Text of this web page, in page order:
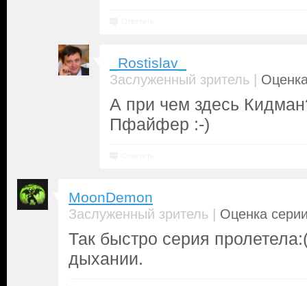
_Rostislav_
Заслуженный зритель |
А при чем здесь
Пфайфер :-)
MoonDemon
Заслуженный зритель | Оценка
Так быстро серия
дыхании.